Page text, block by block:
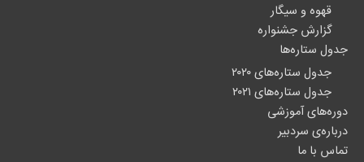
قهوه و سیگار
گزارش جشنواره
جدول ستاره‌ها
جدول ستاره‌های ۲۰۲۰
جدول ستاره‌های ۲۰۲۱
دوره‌های آموزشی
درباره‌ی سردبیر
تماس با ما